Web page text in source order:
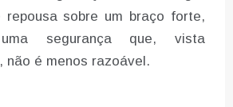
repousa sobre um braço forte,
segurança que, vista
não é menos razoável.